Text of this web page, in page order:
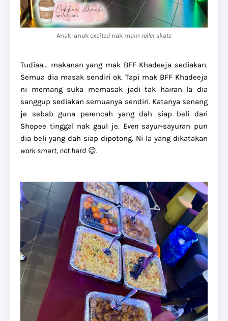
Anak-anak excited nak main roller skate
Tudiaa... makanan yang mak BFF Khadeeja sediakan.
Semua dia masak sendiri ok. Tapi mak BFF Khadeeja
ni memang suka memasak jadi tak hairan la dia
sanggup sediakan semuanya sendiri. Katanya senang
je sebab guna perencah yang dah siap beli dari
Shopee tinggal nak gaul je. Evensayur-sayuran pun
dia beli yang dah siap dipotong. Ni la yang dikatakan
work smart, not hard 😉.